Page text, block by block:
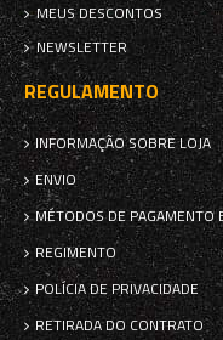
MEUS DESCONTOS
NEWSLETTER
REGULAMENTO
INFORMAÇÃO SOBRE LOJA
ENVIO
MÉTODOS DE PAGAMENTO
REGIMENTO
POLÍCIA DE PRIVACIDADE
RETIRADA DO CONTRATO